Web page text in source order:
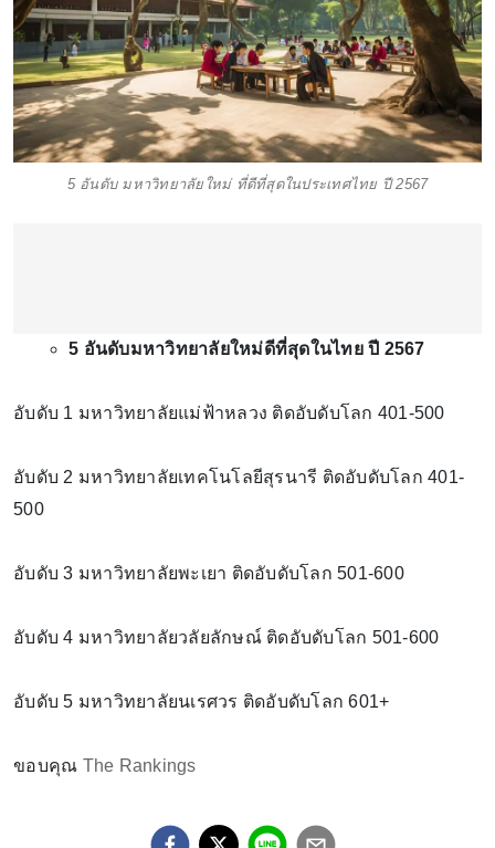
5 อันดับ มหาวิทยาลัยใหม่ ที่ดีที่สุดในประเทศไทย ปี 2567
5 อันดับมหาวิทยาลัยใหม่ดีที่สุดในไทย ปี 2567
อับดับ 1 มหาวิทยาลัยแม่ฟ้าหลวง ติดอับดับโลก 401-500
อับดับ 2 มหาวิทยาลัยเทคโนโลยีสุรนารี ติดอับดับโลก 401-
500
อับดับ 3 มหาวิทยาลัยพะเยา ติดอับดับโลก 501-600
อับดับ 4 มหาวิทยาลัยวลัยลักษณ์ ติดอับดับโลก 501-600
อับดับ 5 มหาวิทยาลัยนเรศวร ติดอับดับโลก 601+
ขอบคุณ The Rankings